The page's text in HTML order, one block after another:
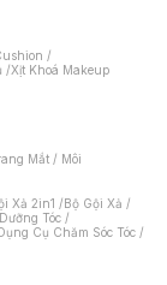
/
/Xịt Khoá Makeup
Mắt / Môi
Xả 2in1 /Bộ Gội Xả /
Tóc /
Cụ Chăm Sóc Tóc /